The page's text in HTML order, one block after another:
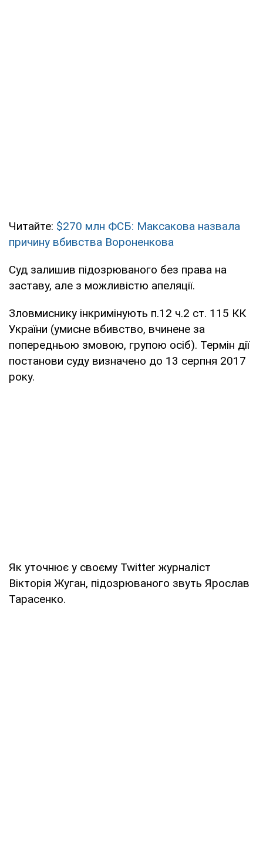
Читайте: $270 млн ФСБ: Максакова назвала
причину вбивства Вороненкова
Суд залишив підозрюваного без права на
заставу, але з можливістю апеляції.
Зловмиснику інкримінують п.12 ч.2 ст. 115 КК
України (умисне вбивство, вчинене за
попередньою змовою, групою осіб). Термін дії
постанови суду визначено до 13 серпня 2017
року.
Як уточнює у своєму Twitter журналіст
Вікторія Жуган, підозрюваного звуть Ярослав
Тарасенко.